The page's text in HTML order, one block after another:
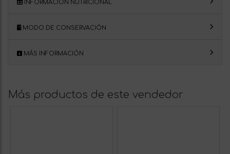
INFORMACIÓN NUTRICIONAL
MODO DE CONSERVACIÓN
MÁS INFORMACIÓN
Más productos de este vendedor